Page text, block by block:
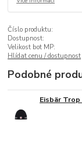
Číslo produktu:
Dostupnost:
Velikost bot MP:
Hlídat cenu / dostupnost
Podobné
Eisbär Trop